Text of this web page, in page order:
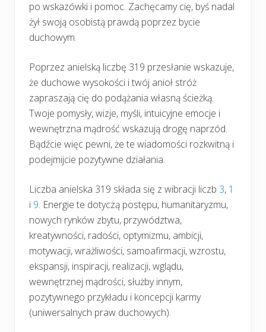
po wskazówki i pomoc. Zachęcamy cię, byś nadal
żył swoją osobistą prawdą poprzez bycie
duchowym.
Poprzez anielską liczbę 319 przesłanie wskazuje,
że duchowe wysokości i twój anioł stróż
zapraszają cię do podążania własną ścieżką.
Twoje pomysły, wizje, myśli, intuicyjne emocje i
wewnętrzna mądrość wskazują drogę naprzód.
Bądźcie więc pewni, że te wiadomości rozkwitną i
podejmijcie pozytywne działania.
Liczba anielska 319 składa się z wibracji liczb 3, 1
i 9. Energie te dotyczą postępu, humanitaryzmu,
nowych rynków zbytu, przywództwa,
kreatywności, radości, optymizmu, ambicji,
motywacji, wrażliwości, samoafirmacji, wzrostu,
ekspansji, inspiracji, realizacji, wglądu,
wewnętrznej mądrości, służby innym,
pozytywnego przykładu i koncepcji karmy
(uniwersalnych praw duchowych).